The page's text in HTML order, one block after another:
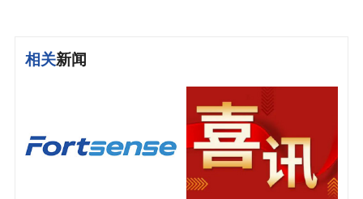
相关新闻